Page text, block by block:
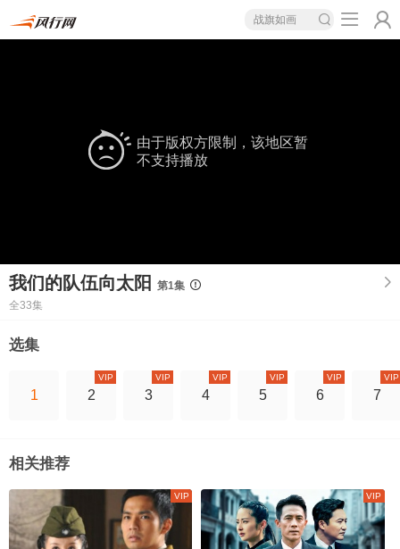
战旗如画
由于版权方限制，该地区暂
不支持播放
我们的队伍向太阳
第1集
全33集
选集
1 2
VIP
3
VIP
4
VIP
5
VIP
6
VIP
7
VIP
相关推荐